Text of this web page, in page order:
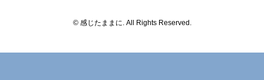
© 感じたままに. All Rights Reserved.